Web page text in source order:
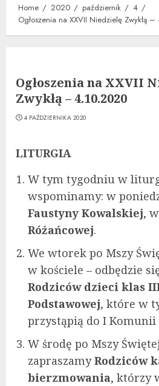
Home 2020 październik
4
Ogłoszenia na XXVII Niedzielę Zwykłą
Ogłoszenia na XXVII
Zwykłą – 4.10.2020
4 PAŹDZIERNIKA 2020
LITURGIA
W tym tygodniu w
wspominamy: w
Faustyny Kowalskiej,
Różańcowej.
We wtorek po Mszy
w kościele – odbędzie
Rodziców dzieci klas
Podstawowej, które w
przystąpią do I Komunii
W środę po Mszy
zapraszamyRodziców
bierzmowania, którzy